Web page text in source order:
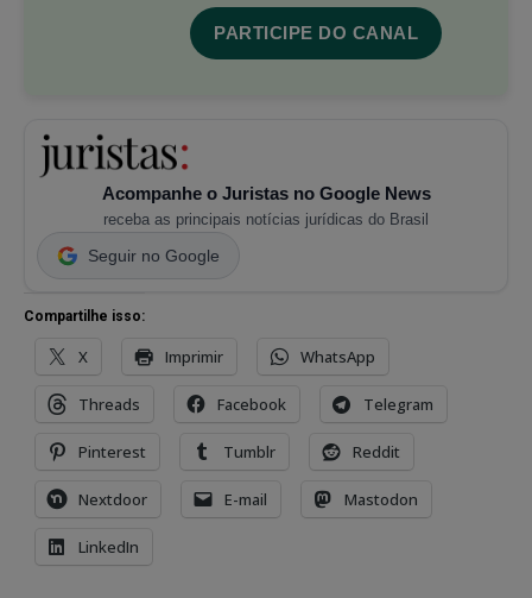
PARTICIPE DO CANAL
Acompanhe o Juristas no Google News
receba as principais notícias jurídicas do Brasil
Seguir no Google
Compartilhe isso:
X Imprimir WhatsApp
Threads Facebook Telegram
Pinterest Tumblr Reddit
Nextdoor E-mail Mastodon
LinkedIn